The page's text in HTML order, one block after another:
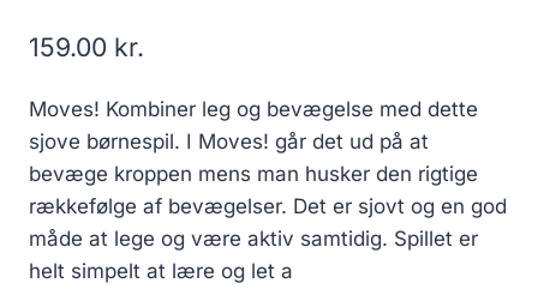
159.00 kr.
Moves! Kombiner leg og bevægelse med dette
sjove børnespil. I Moves! går det ud på at
bevæge kroppen mens man husker den rigtige
rækkefølge af bevægelser. Det er sjovt og en god
måde at lege og være aktiv samtidig. Spillet er
helt simpelt at lære og let a